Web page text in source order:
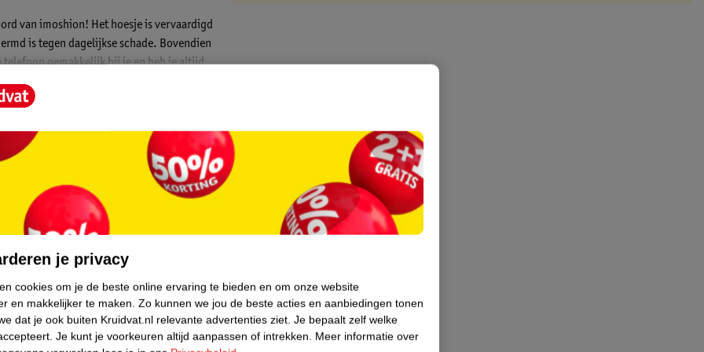
van imoshion! Het hoesje is vervaardigd
is tegen dagelijkse schade. Bovendien
telefoon gemakkelijk bij je en heb je altijd
weg.
en is vervaardigd uit zacht en sterk
lengte. Verleng het koord wanneer
om je pols wikkelt.
een dagje strand of het hoesje draagt
het koord. Bovendien blijft het strakke
de hoes.
zorgt voor dagelijkse bescherming
Bovendien bieden de verhoogde
het flexibele materiaal gemakkelijk
jouw smartphone en sluit naadloos aan
zijn de poorten volledig toegankelijk en
je privacy
cookies om je de beste online ervaring te bieden en om onze website
en makkelijker te maken. Zo kunnen we jou de beste acties en aanbiedingen tonen
dat je ook buiten Kruidvat.nl relevante advertenties ziet. Je bepaalt zelf welke
Je kunt je voorkeuren altijd aanpassen of intrekken. Meer informatie over